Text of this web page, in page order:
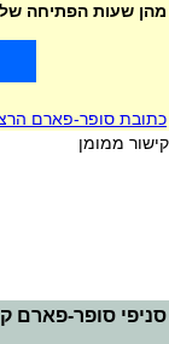
מהן שעות הפתיחה
כתובת סופר-פארם
קישור ממומן
סניפי סופר-פארם